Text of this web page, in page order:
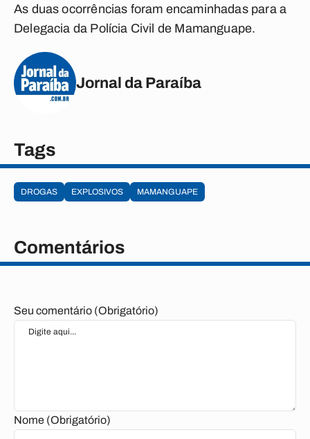
As duas ocorrências foram encaminhadas para a
Delegacia da Polícia Civil de Mamanguape.
Jornal da Paraíba
Tags
DROGAS EXPLOSIVOS MAMANGUAPE
Comentários
Seu comentário (Obrigatório)
Nome (Obrigatório)